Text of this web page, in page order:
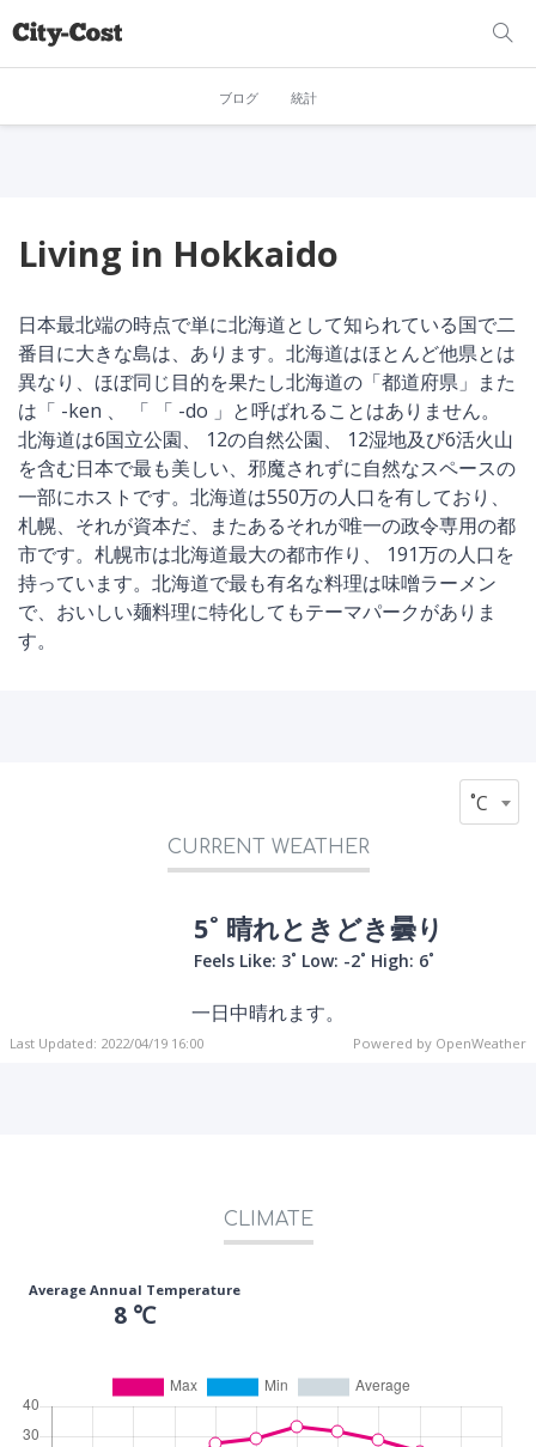
ブログ 統計
Living in Hokkaido
日本最北端の時点で単に北海道として知られている国で二
番目に大きな島は、あります。北海道はほとんど他県とは
異なり、ほぼ同じ目的を果たし北海道の「都道府県」また
は「 -ken 、 「 「 -do 」と呼ばれることはありません。
北海道は6国立公園、 12の自然公園、 12湿地及び6活火山
を含む日本で最も美しい、邪魔されずに自然なスペースの
一部にホストです。北海道は550万の人口を有しており、
札幌、それが資本だ、またあるそれが唯一の政令専用の都
市です。札幌市は北海道最大の都市作り、 191万の人口を
持っています。北海道で最も有名な料理は味噌ラーメン
で、おいしい麺料理に特化してもテーマパークがありま
す。
CURRENT WEATHER
˚C
5˚ 晴れときどき曇り
Feels Like: 3˚ Low: -2˚ High: 6˚
一日中晴れます。
Last Updated: 2022/04/19 16:00 Powered by OpenWeather
CLIMATE
Average Annual Temperature
8 ℃